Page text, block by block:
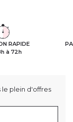
RAPIDE
à 72h
plein d'offres